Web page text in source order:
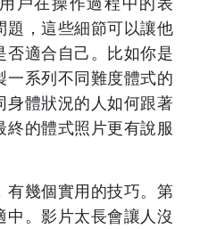
題，這些細節可以讓他
否適合自己。比如你是
一系列不同難度體式的
身體狀況的人如何跟著
的體式照片更有說服
有幾個實用的技巧。第
。影片太長會讓人沒